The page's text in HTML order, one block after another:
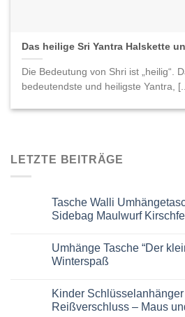
LETZTE BEITRÄGE
Tasche Walli
Sidebag Maulwurf
zu
Tasche
Walli
Sidebag
Maulwurf
Kirschfest
Umhänge Tasche “Der
Winterspaß
zu
Umhänge
Tasche
Kinder
Reißverschluss – Maus
Das heilige Sri Yantra Halskette
Die Bedeutung von Shri ist „heilig“.
bedeutendste und heiligste Yantra,